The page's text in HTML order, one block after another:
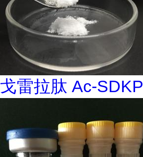
戈雷拉肽 Ac-SDKP